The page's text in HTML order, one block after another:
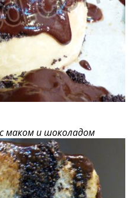
маком и шоколадом